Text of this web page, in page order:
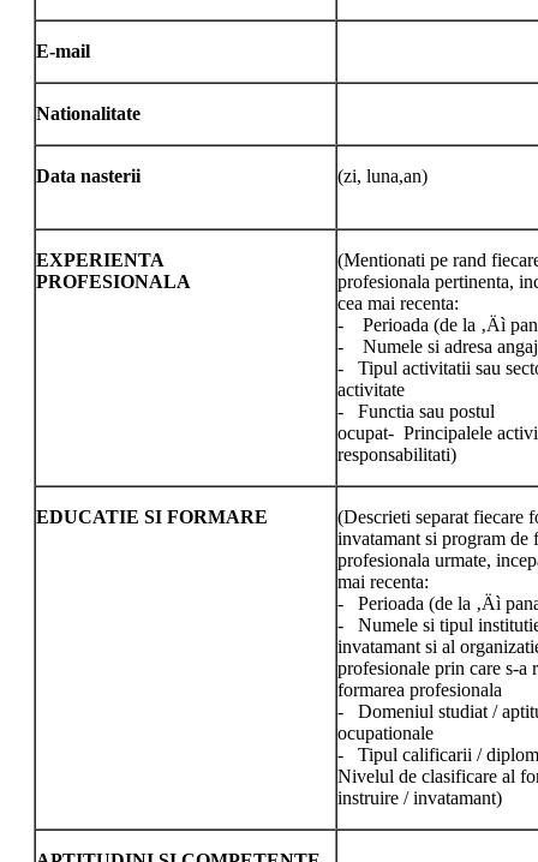
E-mail
Nationalitate
Data nasterii (zi, luna,an)
EXPERIENTA
PROFESIONALA
(Mentionati pe rand
profesionala pertinenta,
cea mai recenta:
- Perioada (de la ‚Äì
- Numele si adresa
- Tipul activitatii sau
activitate
- Functia sau postul
ocupat- Principalele
responsabilitati)
EDUCATIE SI FORMARE
(Descrieti separat fiecare
invatamant si program de
profesionala urmate,
mai recenta:
- Perioada (de la ‚Äì
- Numele si tipul
invatamant si al
profesionale prin care s-a
formarea profesionala
- Domeniul studiat /
ocupationale
- Tipul calificarii /
Nivelul de clasificare al
instruire / invatamant)